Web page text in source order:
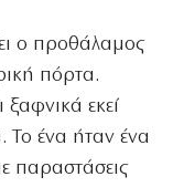
ο προθάλαμος
πόρτα.
εκεί
ένα ήταν ένα
παραστάσεις